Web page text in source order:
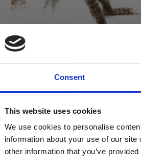
Consent
This website uses cookies
We use cookies to personalise
information about your use of our
other information that you’ve